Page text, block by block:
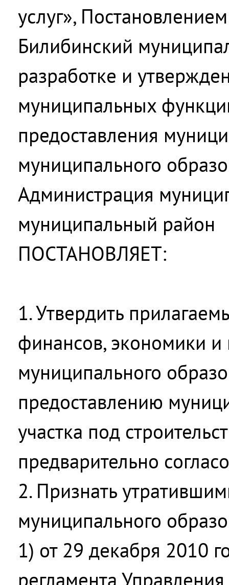
услуг»,
Билибинский
разработке и
муниципальных
предоставления
муниципального
Администрация
муниципальный район
ПОСТАНОВЛЯЕТ:
1. Утвердить
финансов, экономики
муниципального
предоставлению
участка под
предварительно
2. Признать
муниципального
1) от 29 декабря 2010
регламента